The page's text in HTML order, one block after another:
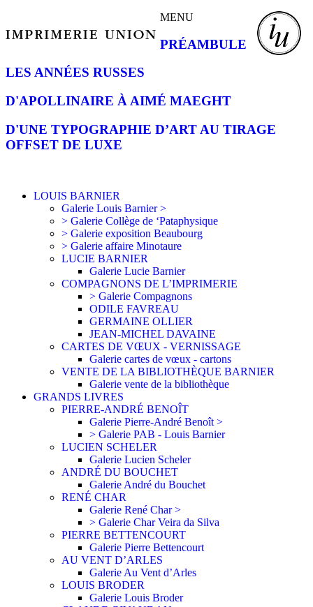
MENU
PRÉAMBULE
LES ANNÉES RUSSES
D'APOLLINAIRE À AIMÉ MAEGHT
D'UNE TYPOGRAPHIE D’ART AU TIRAGE
OFFSET DE LUXE
LOUIS BARNIER
Galerie Louis Barnier >
> Galerie Collège de ‘Pataphysique
> Galerie exposition Beaubourg
> Galerie affaire Minotaure
LUCIE BARNIER
Galerie Lucie Barnier
COMPAGNONS DE L’IMPRIMERIE
> Galerie Compagnons
ODILE FAVREAU
GERMAINE OLLIER
JEAN-MICHEL DAVAINE
CARTES DE VŒUX - VERNISSAGE
Galerie cartes de vœux - cartons
VENTE DE LA BIBLIOTHÈQUE BARNIER
Galerie vente de la bibliothèque
GRANDS LIVRES
PIERRE-ANDRÉ BENOÎT
Galerie Pierre-André Benoît >
> Galerie PAB - Louis Barnier
LUCIEN SCHELER
Galerie Lucien Scheler
ANDRÉ DU BOUCHET
Galerie André du Bouchet
RENÉ CHAR
Galerie René Char >
> Galerie Char Veira da Silva
PIERRE BETTENCOURT
Galerie Pierre Bettencourt
AU VENT D’ARLES
Galerie Au Vent d’Arles
LOUIS BRODER
Galerie Louis Broder